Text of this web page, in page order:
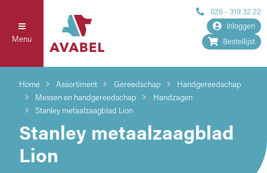
Menu
026 - 319 32 22
Inloggen
Bestellijst
Home Assortiment Gereedschap
Handgereedschap
Messen en handgereedschap
Handzagen
Stanley metaalzaagblad Lion
Stanley metaalzaagblad
Lion